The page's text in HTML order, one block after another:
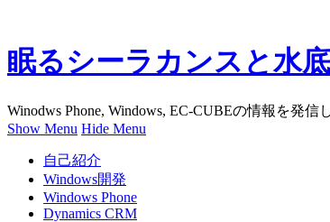
眠るシーラカンスと水
Winodws Phone, Windows, EC-CUBEの情報を発信
Show Menu Hide Menu
自己紹介
Windows開発
Windows Phone
Dynamics CRM